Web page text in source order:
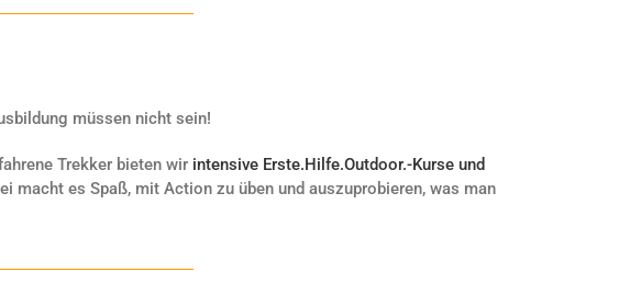
müssen nicht sein!
Trekker bieten wir intensive Erste.Hilfe.Outdoor.-Kurse und
macht es Spaß, mit Action zu üben und auszuprobieren, was man